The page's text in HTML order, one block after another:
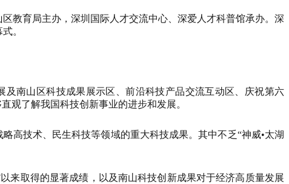
教育局主办，深圳国际人才交流中心、深爱人才科普馆承办。深
。
南山区科技成果展示区、前沿科技产品交流互动区、庆祝第六
观了解我国科技创新事业的进步和发展。
高技术、民生科技等领域的重大科技成果。其中不乏“神威•太湖
来取得的显著成绩，以及南山科技创新成果对于经济高质量发展